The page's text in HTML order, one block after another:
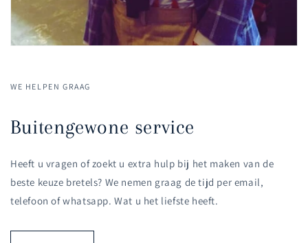
WE HELPEN GRAAG
Buitengewone service
Heeft u vragen of zoekt u extra hulp bij het maken van de
beste keuze bretels? We nemen graag de tijd per email,
telefoon of whatsapp. Wat u het liefste heeft.